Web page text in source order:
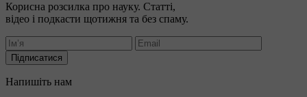
Корисна розсилка про науку. Статті,
відео і подкасти щотижня та без спаму.
Підписатися
Напишіть нам